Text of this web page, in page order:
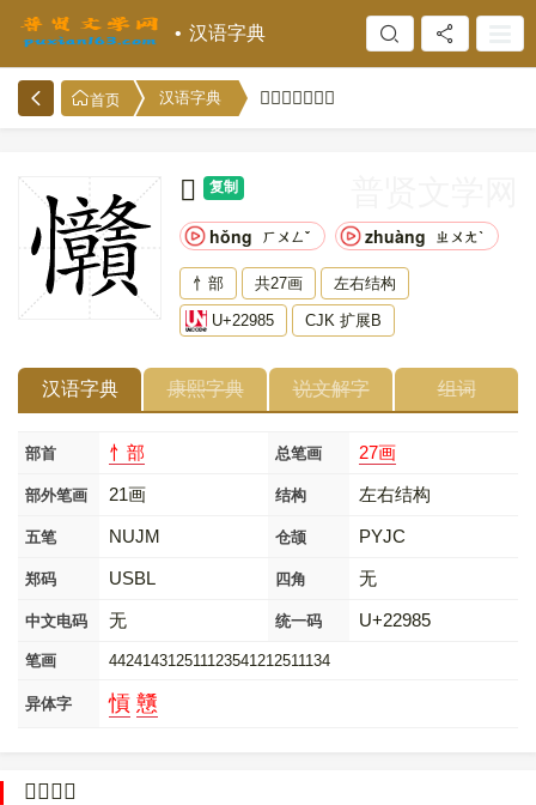
汉语字典
首页 汉语字典 𢦅的意思和解释
𢦅 复制
hǒng ㄏㄨㄥˇ zhuàng ㄓㄨㄤˋ
忄部 共27画 左右结构
U+22985 CJK 扩展B
汉语字典 康熙字典 说文解字 组词
部首 忄部 总笔画 27画
部外笔画 21画 结构 左右结构
五笔 NUJM 仓颉 PYJC
郑码 USBL 四角 无
中文电码 无 统一码 U+22985
笔画 442414312511123541212511134
异体字 愩 戇
𢦅字概述